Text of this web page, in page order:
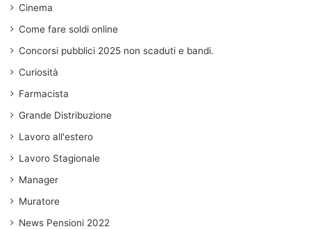
Cinema
Come fare soldi online
Concorsi pubblici 2025 non scaduti e bandi.
Curiosità
Farmacista
Grande Distribuzione
Lavoro all'estero
Lavoro Stagionale
Manager
Muratore
News Pensioni 2022